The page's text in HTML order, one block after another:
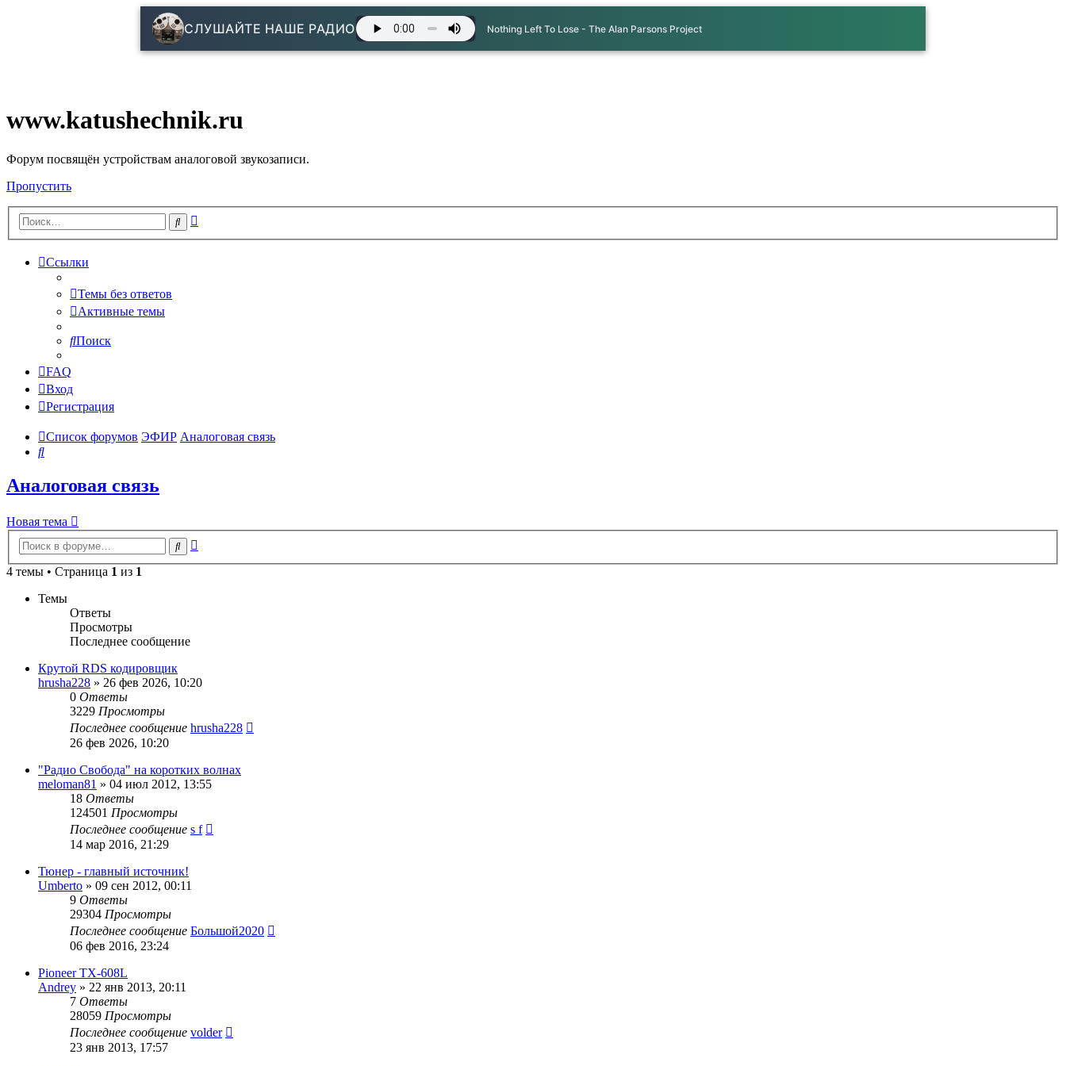
СЛУШАЙТЕ НАШЕ РАДИО Nothing Left To Lose - The Alan Parsons Project
www.katushechnik.ru
Форум посвящён устройствам аналоговой звукозаписи.
Пропустить
Поиск
Ссылки
Темы без ответов
Активные темы
Поиск
FAQ
Вход
Регистрация
Список форумов ЭФИР Аналоговая связь
Поиск
Аналоговая связь
Новая тема
Поиск
4 темы • Страница 1 из 1
Темы
Ответы
Просмотры
Последнее сообщение
Крутой RDS кодировщик
hrusha228 » 26 фев 2026, 10:20
0 Ответы
3229 Просмотры
Последнее сообщение hrusha228
26 фев 2026, 10:20
"Радио Свобода" на коротких волнах
meloman81 » 04 июл 2012, 13:55
18 Ответы
124501 Просмотры
Последнее сообщение s f
14 мар 2016, 21:29
Тюнер - главный источник!
Umberto » 09 сен 2012, 00:11
9 Ответы
29304 Просмотры
Последнее сообщение Большой2020
06 фев 2016, 23:24
Pioneer TX-608L
Andrey » 22 янв 2013, 20:11
7 Ответы
28059 Просмотры
Последнее сообщение volder
23 янв 2013, 17:57